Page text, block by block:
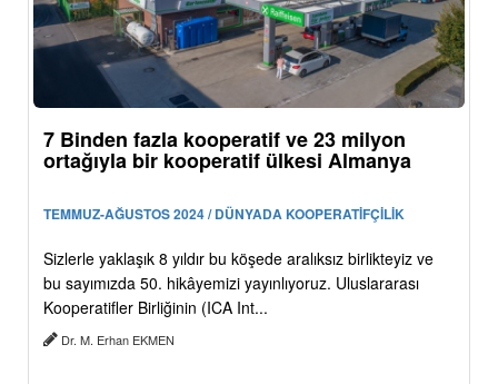
7 Binden fazla kooperatif ve 23 milyon
ortağıyla bir kooperatif ülkesi Almanya
TEMMUZ-AĞUSTOS 2024 / DÜNYADA KOOPERATİFÇİLİK
Sizlerle yaklaşık 8 yıldır bu köşede aralıksız birlikteyiz ve
bu sayımızda 50. hikâyemizi yayınlıyoruz. Uluslararası
Kooperatifler Birliğinin (ICA Int...
Dr. M. Erhan EKMEN